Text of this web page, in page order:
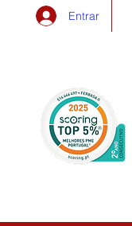
Entrar